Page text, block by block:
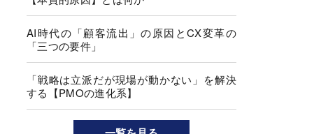
AI時代の「顧客流出」の原因とCX変革の
「三つの要件」
「戦略は立派だが現場が動かない」を解決
する【PMOの進化系】